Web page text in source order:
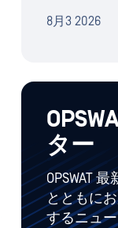
8月3 2026
ター
OPSWAT
とともに
するニュ